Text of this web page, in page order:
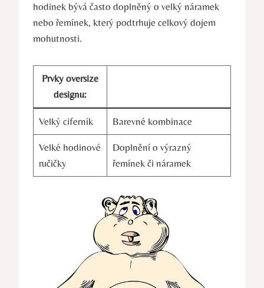
hodinek bývá často doplněný o velký náramek
nebo řemínek, který podtrhuje celkový dojem
mohutnosti.
Prvky oversize
designu:
Velký ciferník Barevné kombinace
Velké hodinové
ručičky
Doplnění o výrazný
řemínek či náramek